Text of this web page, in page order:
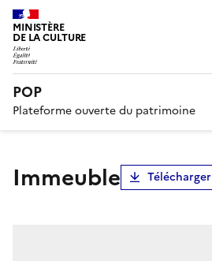
MINISTÈRE
DE LA CULTURE
POP
Plateforme ouverte du patrimoine
immeuble Télécharger